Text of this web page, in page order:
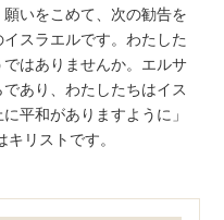
いをこめて、次の勧告を
スラエルです。わたした
はありませんか。エルサ
あり、わたしたちはイス
平和がありますように」
キリストです。